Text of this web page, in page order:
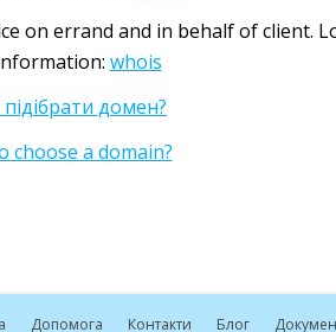
on errand and in behalf of client.
whois
домен?
choose a domain?
Допомога Контакти Блог